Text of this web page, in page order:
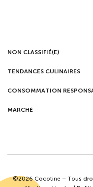
NON CLASSIFIÉ(E)
TENDANCES CULINAIRES
CONSOMMATION
MARCHÉ
©2026 Cocotine – Tous